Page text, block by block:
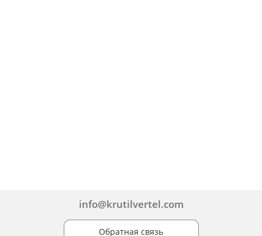
info@krutilvertel.com
Обратная связь